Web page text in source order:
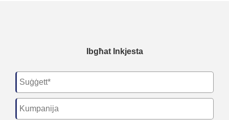
Ibgħat Inkjesta